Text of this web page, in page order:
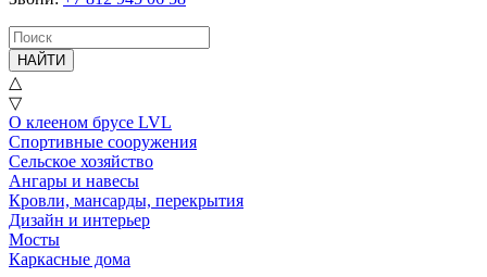
НАЙТИ
△
▽
О клееном брусе LVL
Спортивные сооружения
Сельское хозяйство
Ангары и навесы
Кровли, мансарды, перекрытия
Дизайн и интерьер
Мосты
Каркасные дома